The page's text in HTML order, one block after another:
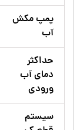
پمپ مکش
آب
حداکثر
دمای آب
ورودی
سیستم